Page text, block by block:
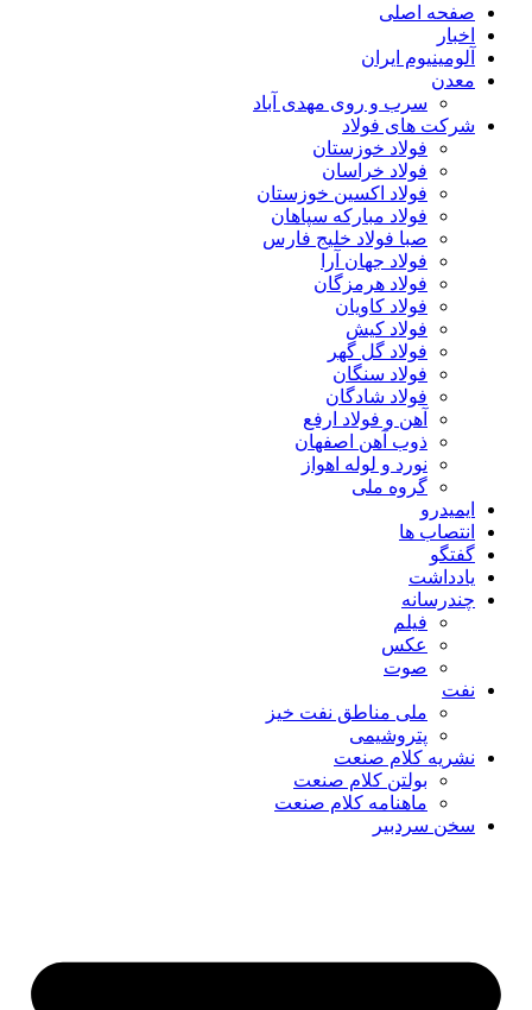
صفحه اصلی
اخبار
آلومینیوم ایران
معدن
سرب و روی مهدی آباد
شرکت های فولاد
فولاد خوزستان
فولاد خراسان
فولاد اکسین خوزستان
فولاد مبارکه سپاهان
صبا فولاد خلیج فارس
فولاد جهان آرا
فولاد هرمزگان
فولاد کاویان
فولاد کیش
فولاد گل گهر
فولاد سنگان
فولاد شادگان
آهن و فولاد ارفع
ذوب آهن اصفهان
نورد و لوله اهواز
گروه ملی
ایمیدرو
انتصاب ها
گفتگو
یادداشت
چندرسانه
فیلم
عکس
صوت
نفت
ملی مناطق نفت خیز
پتروشیمی
نشریه کلام صنعت
بولتن کلام صنعت
ماهنامه کلام صنعت
سخن سردبیر